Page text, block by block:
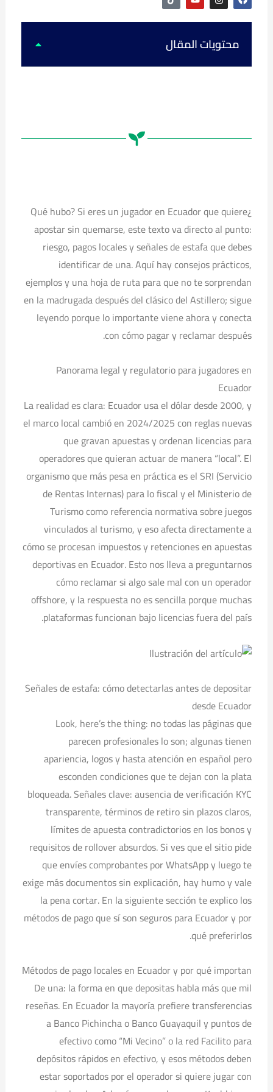
i
k
t
k
o
u
t
b
e
n
s
t
g
r
m
a
c
e
o
oمحتويات المقال
¿Qué hubo? Si eres un jugador en Ecuador que quiere
apostar sin quemarse, este texto va directo al punto:
riesgo, pagos locales y señales de estafa que debes
identificar de una. Aquí hay consejos prácticos,
ejemplos y una hoja de ruta para que no te sorprendan
en la madrugada después del clásico del Astillero; sigue
leyendo porque lo importante viene ahora y conecta
con cómo pagar y reclamar después.
Panorama legal y regulatorio para jugadores en
Ecuador
La realidad es clara: Ecuador usa el dólar desde 2000, y
el marco local cambió en 2024/2025 con reglas nuevas
que gravan apuestas y ordenan licencias para
operadores que quieran actuar de manera “local”. El
organismo que más pesa en práctica es el SRI (Servicio
de Rentas Internas) para lo fiscal y el Ministerio de
Turismo como referencia normativa sobre juegos
vinculados al turismo, y eso afecta directamente a
cómo se procesan impuestos y retenciones en apuestas
deportivas en Ecuador. Esto nos lleva a preguntarnos
cómo reclamar si algo sale mal con un operador
offshore, y la respuesta no es sencilla porque muchas
plataformas funcionan bajo licencias fuera del país.
Señales de estafa: cómo detectarlas antes de depositar
desde Ecuador
Look, here’s the thing: no todas las páginas que
parecen profesionales lo son; algunas tienen
apariencia, logos y hasta atención en español pero
esconden condiciones que te dejan con la plata
bloqueada. Señales clave: ausencia de verificación KYC
transparente, términos de retiro sin plazos claros,
límites de apuesta contradictorios en los bonos y
requisitos de rollover absurdos. Si ves que el sitio pide
que envíes comprobantes por WhatsApp y luego te
exige más documentos sin explicación, hay humo y vale
la pena cortar. En la siguiente sección te explico los
métodos de pago que sí son seguros para Ecuador y por
qué preferirlos.
Métodos de pago locales en Ecuador y por qué importan
De una: la forma en que depositas habla más que mil
reseñas. En Ecuador la mayoría prefiere transferencias
a Banco Pichincha o Banco Guayaquil y puntos de
efectivo como “Mi Vecino” o la red Facilito para
depósitos rápidos en efectivo, y esos métodos deben
estar soportados por el operador si quiere jugar con